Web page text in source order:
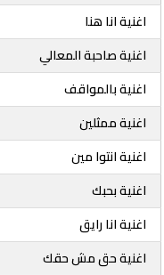
اغنية انا هنا
اغنية صاحبة المعالي
اغنية بالمواقف
اغنية ممثلين
اغنية انتوا مين
اغنية بحبك
اغنية انا رايق
اغنية حق مش حقك